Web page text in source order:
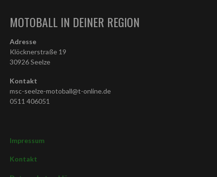
MOTOBALL IN DEINER REGION
Adresse
Klöcknerstraße 19
30926 Seelze
Kontakt
msc-seelze-motoball@t-online.de
0511 406051
Impressum
Kontakt